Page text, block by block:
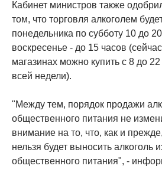
Кабинет министров также
том, что торговля алкоголем
понедельника по субботу 10 до
воскресенье - до 15 часов
магазинах можно купить с 8 до
всей недели).
"Между тем, порядок продажи
общественного питания не
внимание на то, что, как и
нельзя будет выносить алкоголь
общественного питания", -